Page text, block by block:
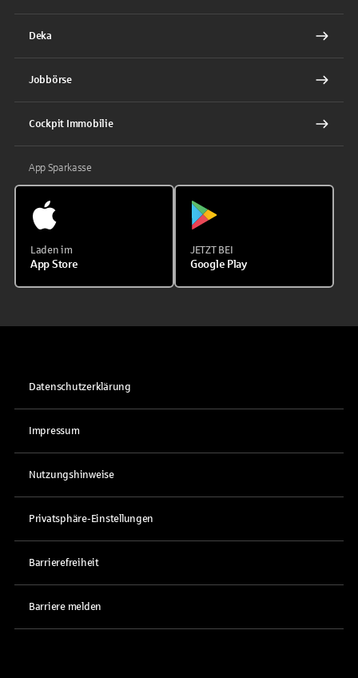
Deka
Jobbörse
Cockpit Immobilie
App Sparkasse
Laden im
App Store
JETZT BEI
Google Play
Datenschutzerklärung
Impressum
Nutzungshinweise
Privatsphäre-Einstellungen
Barrierefreiheit
Barriere melden